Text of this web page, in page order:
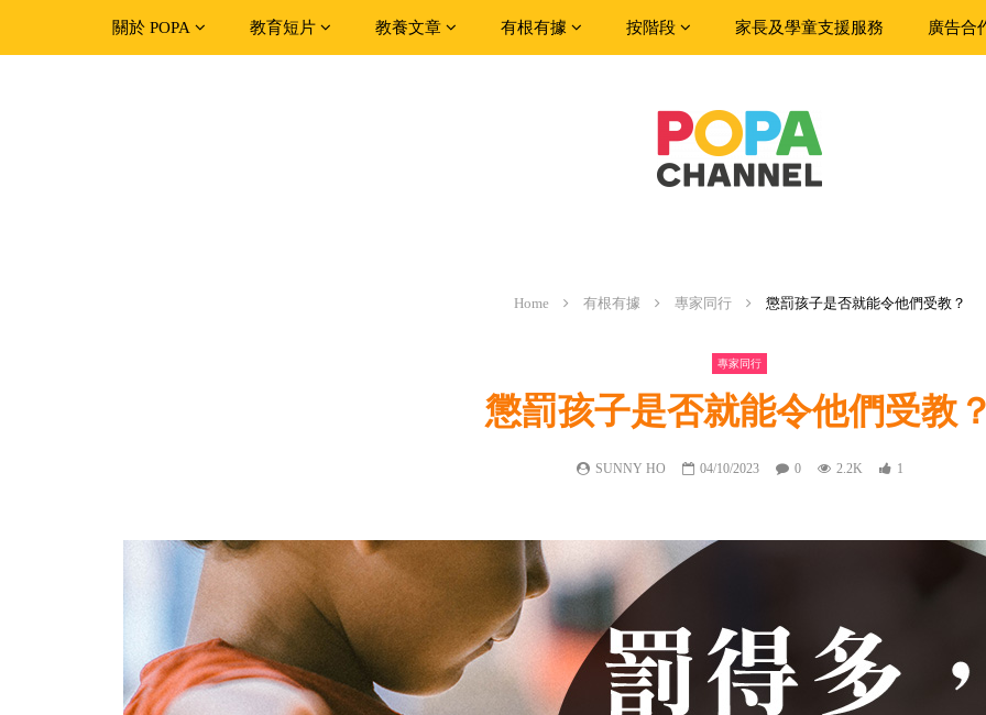
關於 POPA 教育短片 教養文章 有根有據 按階段 家長及學童支援服務 廣告合
Home 有根有據 專家同行 懲罰孩子是否就能令他們受教？
專家同行
懲罰孩子是否就能令他們受教
SUNNY HO 04/10/2023 0 2.2K 1